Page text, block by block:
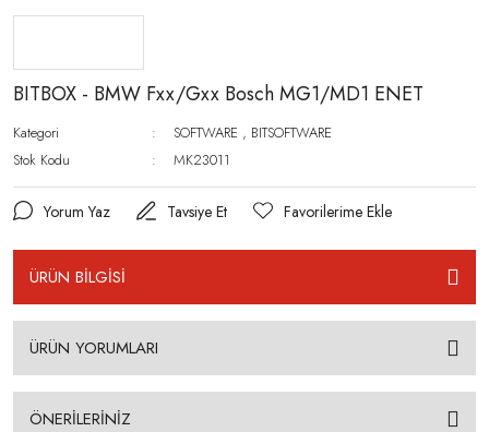
BITBOX - BMW Fxx/Gxx Bosch MG1/MD1 ENET
Kategori SOFTWARE , BITSOFTWARE
Stok Kodu
MK23011
Yorum Yaz Tavsiye Et
ÜRÜN BİLGİSİ
ÜRÜN YORUMLARI
ÖNERİLERİNİZ